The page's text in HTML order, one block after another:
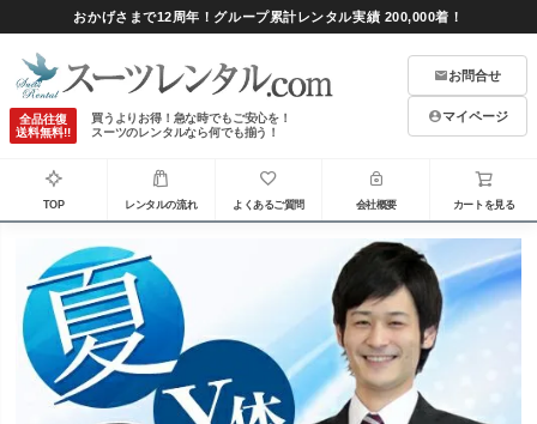
おかげさまで12周年！グループ累計レンタル実績 200,000着！
全品往復
送料無料!!
買うよりお得！急な時でもご安心を！
スーツのレンタルなら何でも揃う！
お問合せ
マイページ
TOP レンタルの流れ よくあるご質問 会社概要 カートを見る